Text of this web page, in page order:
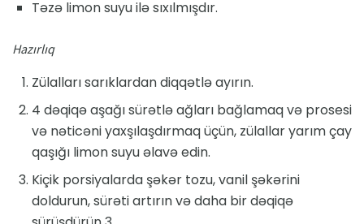
Təzə limon suyu ilə sıxılmışdır.
Hazırlıq
Zülalları sarıklardan diqqətlə ayırın.
4 dəqiqə aşağı sürətlə ağları bağlamaq və prosesi
və nəticəni yaxşılaşdırmaq üçün, zülallar yarım çay
qaşığı limon suyu əlavə edin.
Kiçik porsiyalarda şəkər tozu, vanil şəkərini
doldurun, sürəti artırın və daha bir dəqiqə